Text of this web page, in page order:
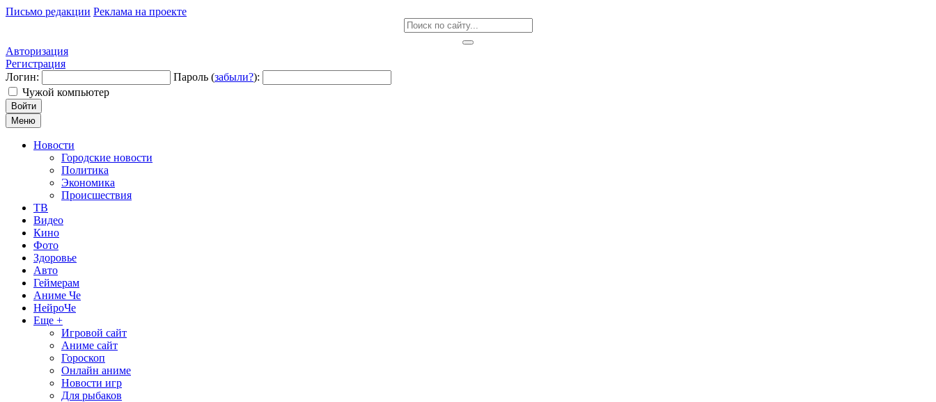
Письмо редакции Реклама на проекте
Авторизация
Регистрация
Логин:
Пароль (забыли?):
Чужой компьютер
Войти
Меню
Новости
Городские новости
Политика
Экономика
Происшествия
ТВ
Видео
Кино
Фото
Здоровье
Авто
Геймерам
Аниме Че
НейроЧе
Еще +
Игровой сайт
Аниме сайт
Гороскоп
Онлайн аниме
Новости игр
Для рыбаков